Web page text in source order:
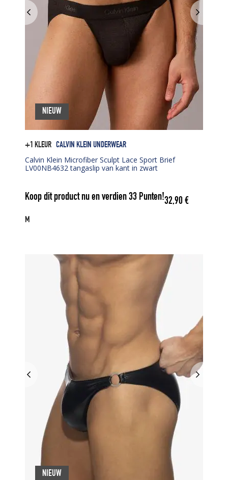
+1 KLEUR CALVIN KLEIN UNDERWEAR
Calvin Klein Microfiber Sculpt Lace Sport Brief
LV00NB4632 tangaslip van kant in zwart
Koop dit product nu en verdien33 Punten!32,90€
M
NIEUW
NIEUW